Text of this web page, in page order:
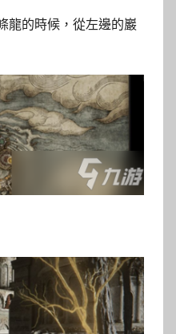
龍的時候，從左邊的巖